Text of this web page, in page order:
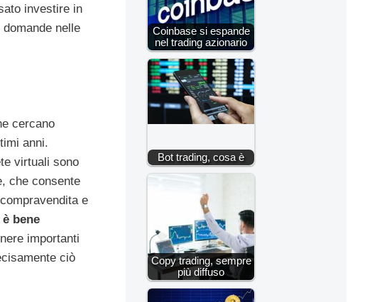
investire in
nelle
cercano
anni.
virtuali sono
che consente
e
bene
importanti
ciò
Coinbase si espande
nel trading azionario
Bot trading, cosa è
Copy trading, sempre
più diffuso